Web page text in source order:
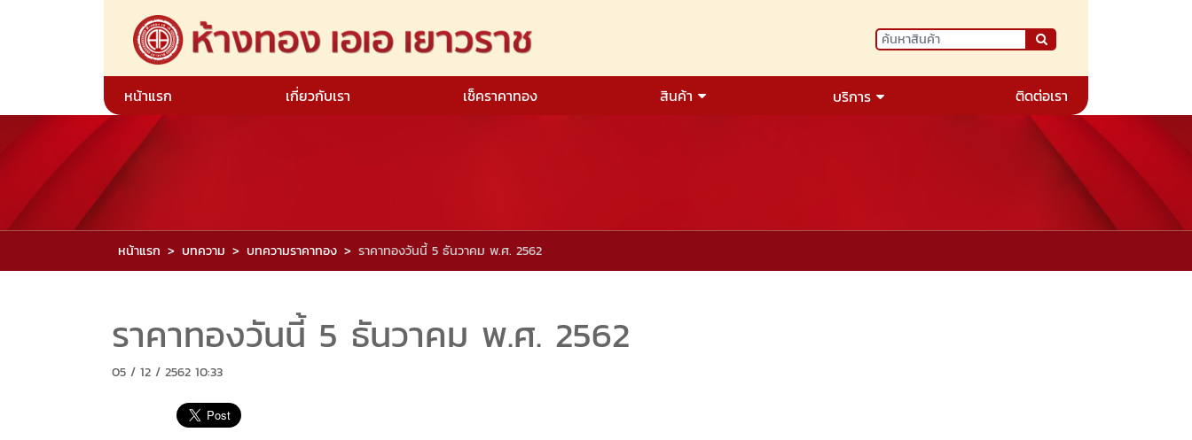
หน้าแรก เกี่ยวกับเรา เช็คราคาทอง สินค้า บริการ ติดต่อเรา
หน้าแรก บทความ บทความราคาทอง ราคาทองวันนี้ 5 ธันวาคม พ.ศ. 2562
ราคาทองวันนี้ 5 ธันวาคม พ.ศ. 2562
05 / 12 / 2562 10:33